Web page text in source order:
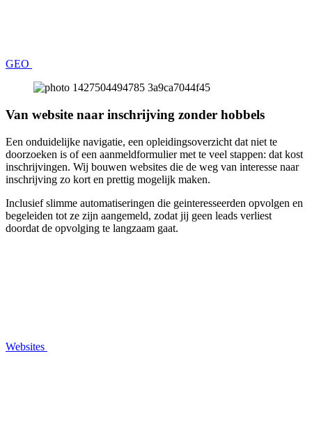
GEO
Van website naar inschrijving zonder hobbels
Een onduidelijke navigatie, een opleidingsoverzicht dat niet te
doorzoeken is of een aanmeldformulier met te veel stappen: dat kost
inschrijvingen. Wij bouwen websites die de weg van interesse naar
inschrijving zo kort en prettig mogelijk maken.
Inclusief slimme automatiseringen die geinteresseerden opvolgen en
begeleiden tot ze zijn aangemeld, zodat jij geen leads verliest
doordat de opvolging te langzaam gaat.
Websites